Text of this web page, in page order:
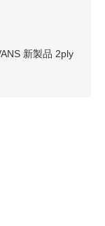
新製品 2ply